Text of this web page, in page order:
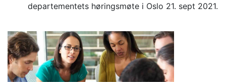
departementets høringsmøte i Oslo 21. sept 2021.